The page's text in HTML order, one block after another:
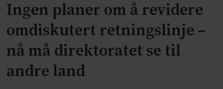
Ingen planer om å revidere
omdiskutert retningslinje –
nå må direktoratet se til
andre land